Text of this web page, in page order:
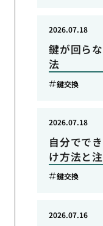
鍵が回ら
法
2026.07.18
鍵交換
自分でで
け方法と
2026.07.18
鍵交換
2026.07.16